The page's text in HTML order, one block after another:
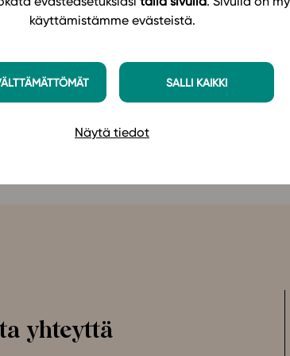
käyttämistämme evästeistä.
SALLI KAIKKI
Näytä tiedot
som uppmuntrar till
inlärning. I lärarguiden som
och tips på olika
på
yhteyttä